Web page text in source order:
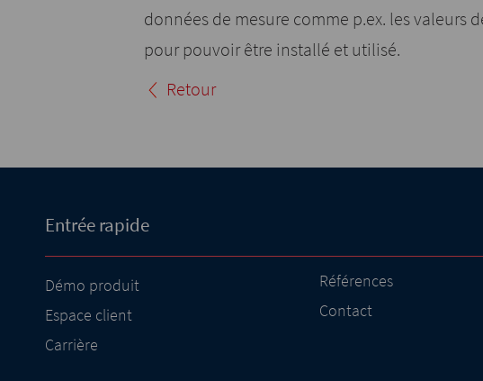
données de mesure comme p.ex. les valeurs
pour pouvoir être installé et utilisé.
Retour
Entrée rapide
Démo produit
Espace client
Carrière
Références
Contact